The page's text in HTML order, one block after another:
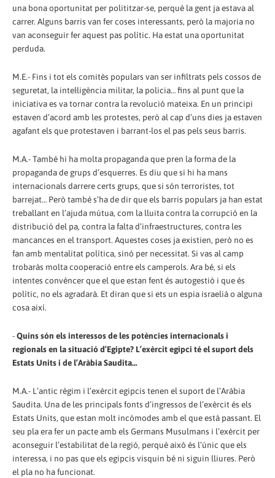
una bona oportunitat per polititzar-se, perquè la gent ja estava al
carrer. Alguns barris van fer coses interessants, però la majoria no
van aconseguir fer aquest pas polític. Ha estat una oportunitat
perduda.
M.E.- Fins i tot els comitès populars van ser infiltrats pels cossos de
seguretat, la intel·ligència militar, la policia… fins al punt que la
iniciativa es va tornar contra la revolució mateixa. En un principi
estaven d’acord amb les protestes, però al cap d’uns dies ja estaven
agafant els que protestaven i barrant-los el pas pels seus barris.
M.A.- També hi ha molta propaganda que pren la forma de la
propaganda de grups d’esquerres. Es diu que si hi ha mans
internacionals darrere certs grups, que si són terroristes, tot
barrejat… Però també s’ha de dir que els barris populars ja han estat
treballant en l’ajuda mútua, com la lluita contra la corrupció en la
distribució del pa, contra la falta d’infraestructures, contra les
mancances en el transport. Aquestes coses ja existien, però no es
fan amb mentalitat política, sinó per necessitat. Si vas al camp
trobaràs molta cooperació entre els camperols. Ara bé, si els
intentes convèncer que el que estan fent és autogestió i que és
polític, no els agradarà. Et diran que si ets un espia israelià o alguna
cosa així.
-Quins són els interessos de les potències internacionals i
regionals en la situació d’Egipte? L’exèrcit egipci té el suport dels
Estats Units i de l’Aràbia Saudita…
M.A.- L’antic règim i l’exèrcit egipcis tenen el suport de l’Aràbia
Saudita. Una de les principals fonts d’ingressos de l’exèrcit és els
Estats Units, que estan molt incòmodes amb el que està passant. El
seu pla era fer un pacte amb els Germans Musulmans i l’exèrcit per
aconseguir l’estabilitat de la regió, perquè això és l’únic que els
interessa, i no pas que els egipcis visquin bé ni siguin lliures. Però
el pla no ha funcionat.